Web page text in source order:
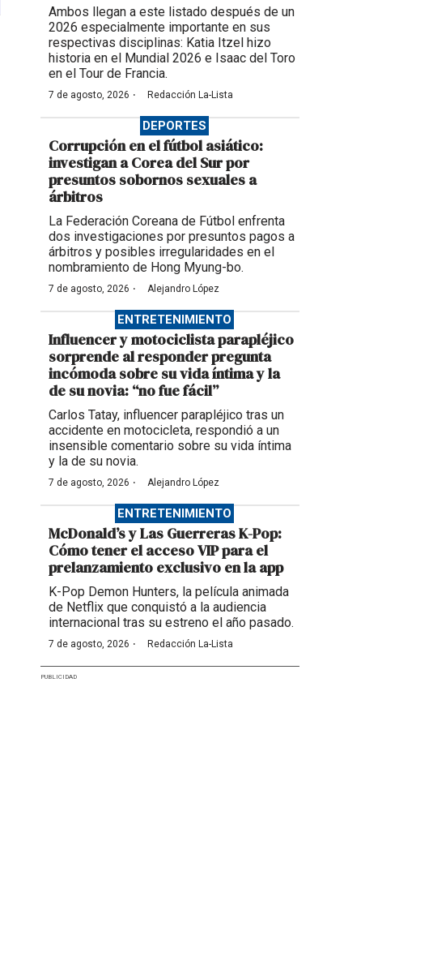
Ambos llegan a este listado después de un
2026 especialmente importante en sus
respectivas disciplinas: Katia Itzel hizo
historia en el Mundial 2026 e Isaac del Toro
en el Tour de Francia.
7 de agosto, 2026 · Redacción La-Lista
DEPORTES
Corrupción en el fútbol asiático:
investigan a Corea del Sur por
presuntos sobornos sexuales a
árbitros
La Federación Coreana de Fútbol enfrenta
dos investigaciones por presuntos pagos a
árbitros y posibles irregularidades en el
nombramiento de Hong Myung-bo.
7 de agosto, 2026 · Alejandro López
ENTRETENIMIENTO
Influencer y motociclista parapléjico
sorprende al responder pregunta
incómoda sobre su vida íntima y la
de su novia: “no fue fácil”
Carlos Tatay, influencer parapléjico tras un
accidente en motocicleta, respondió a un
insensible comentario sobre su vida íntima
y la de su novia.
7 de agosto, 2026 · Alejandro López
ENTRETENIMIENTO
McDonald’s y Las Guerreras K-Pop:
Cómo tener el acceso VIP para el
prelanzamiento exclusivo en la app
K-Pop Demon Hunters, la película animada
de Netflix que conquistó a la audiencia
internacional tras su estreno el año pasado.
7 de agosto, 2026 · Redacción La-Lista
PUBLICIDAD